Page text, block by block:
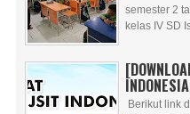
semester 2
kelas IV SD
Berikut link